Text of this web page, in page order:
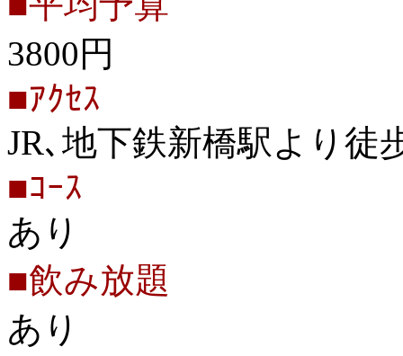
3800円
■ｱｸｾｽ
JR､地下鉄新橋駅より徒
■ｺｰｽ
あり
■飲み放題
あり